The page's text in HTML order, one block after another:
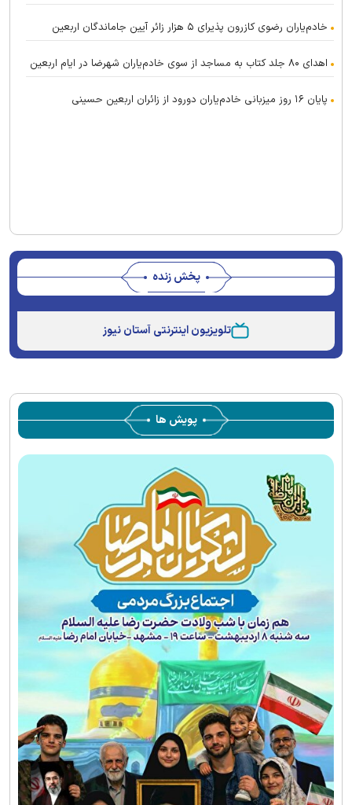
خادم‌یاران رضوی کازرون پذیرای ۵ هزار زائر آیین جاماندگان اربعین
اهدای ۸۰ جلد کتاب به مساجد از سوی خادم‌یاران شهرضا در ایام اربعین
پایان ۱۶ روز میزبانی خادم‌یاران دورود از زائران اربعین حسینی
پخش زنده
تلویزیون اینترنتی آستان نیوز
پویش ها